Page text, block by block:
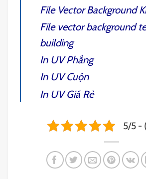
File Vector Background
File vector background
building
In UV Phẳng
In UV Cuộn
In UVGiá Rẻ
5/5 -